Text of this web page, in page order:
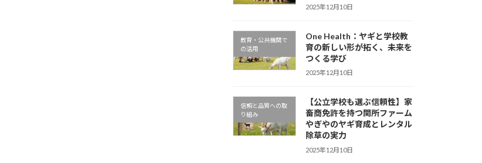
2025年12月10日
教育・公共機関で
の活用
One Health：ヤギと学校教
育の新しい形が拓く、未来を
つくる学び
2025年12月10日
信頼と品質への取
り組み
【公立学校も選ぶ信頼性】家
畜商免許を持つ関所ファーム
やぎやのヤギ育成とレンタル
除草の実力
2025年12月10日